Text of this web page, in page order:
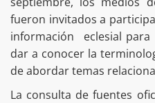
fueron invitados a
información eclesial
dar a conocer la
de abordar temas
La consulta de fuentes